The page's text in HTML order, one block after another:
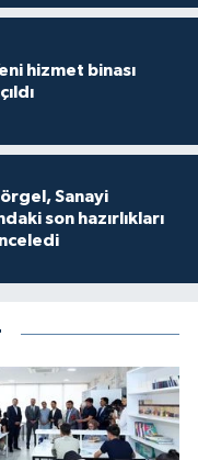
hizmet binası
Sanayi
son hazırlıkları